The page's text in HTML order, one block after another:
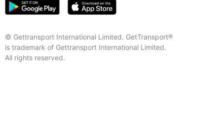
© Gettransport International Limited. GetTransport®
is trademark of Gettransport International Limited.
All rights reserved.